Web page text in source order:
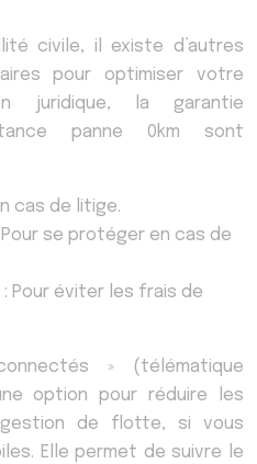
civile, il existe d’autres
pour optimiser votre
juridique, la garantie
panne 0km sont
cas de litige.
se protéger en cas de
Pour éviter les frais de
» (télématique
option pour réduire les
de flotte, si vous
Elle permet de suivre le